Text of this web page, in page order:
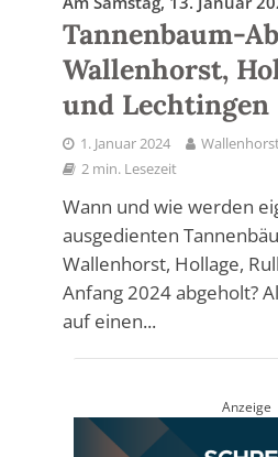
Tannenbaum-
Wallenhorst,
und Lechtingen
1. Januar 2024
2 min. Lesezeit
Wann und wie werden
ausgedienten
Wallenhorst, Hollage,
Anfang 2024 abgeholt?
auf einen...
Anzeige